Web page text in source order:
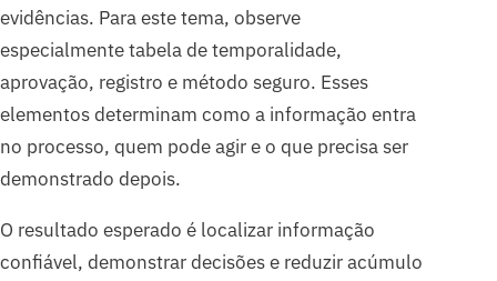
evidências. Para este tema, observe
especialmente tabela de temporalidade,
aprovação, registro e método seguro. Esses
elementos determinam como a informação entra
no processo, quem pode agir e o que precisa ser
demonstrado depois.
O resultado esperado é localizar informação
confiável, demonstrar decisões e reduzir acúmulo